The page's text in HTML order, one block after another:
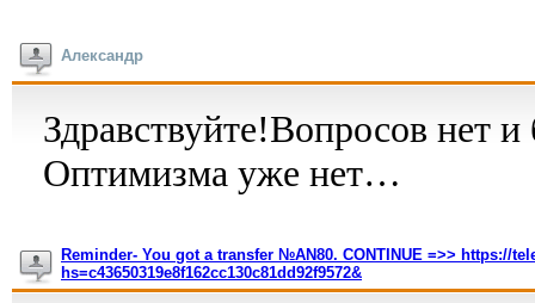
Александр
Здравствуйте!Вопросов нет
Оптимизма уже нет…
Reminder- You got a transfer №AN80. CONTINUE =>> https://
hs=c43650319e8f162cc130c81dd92f9572&